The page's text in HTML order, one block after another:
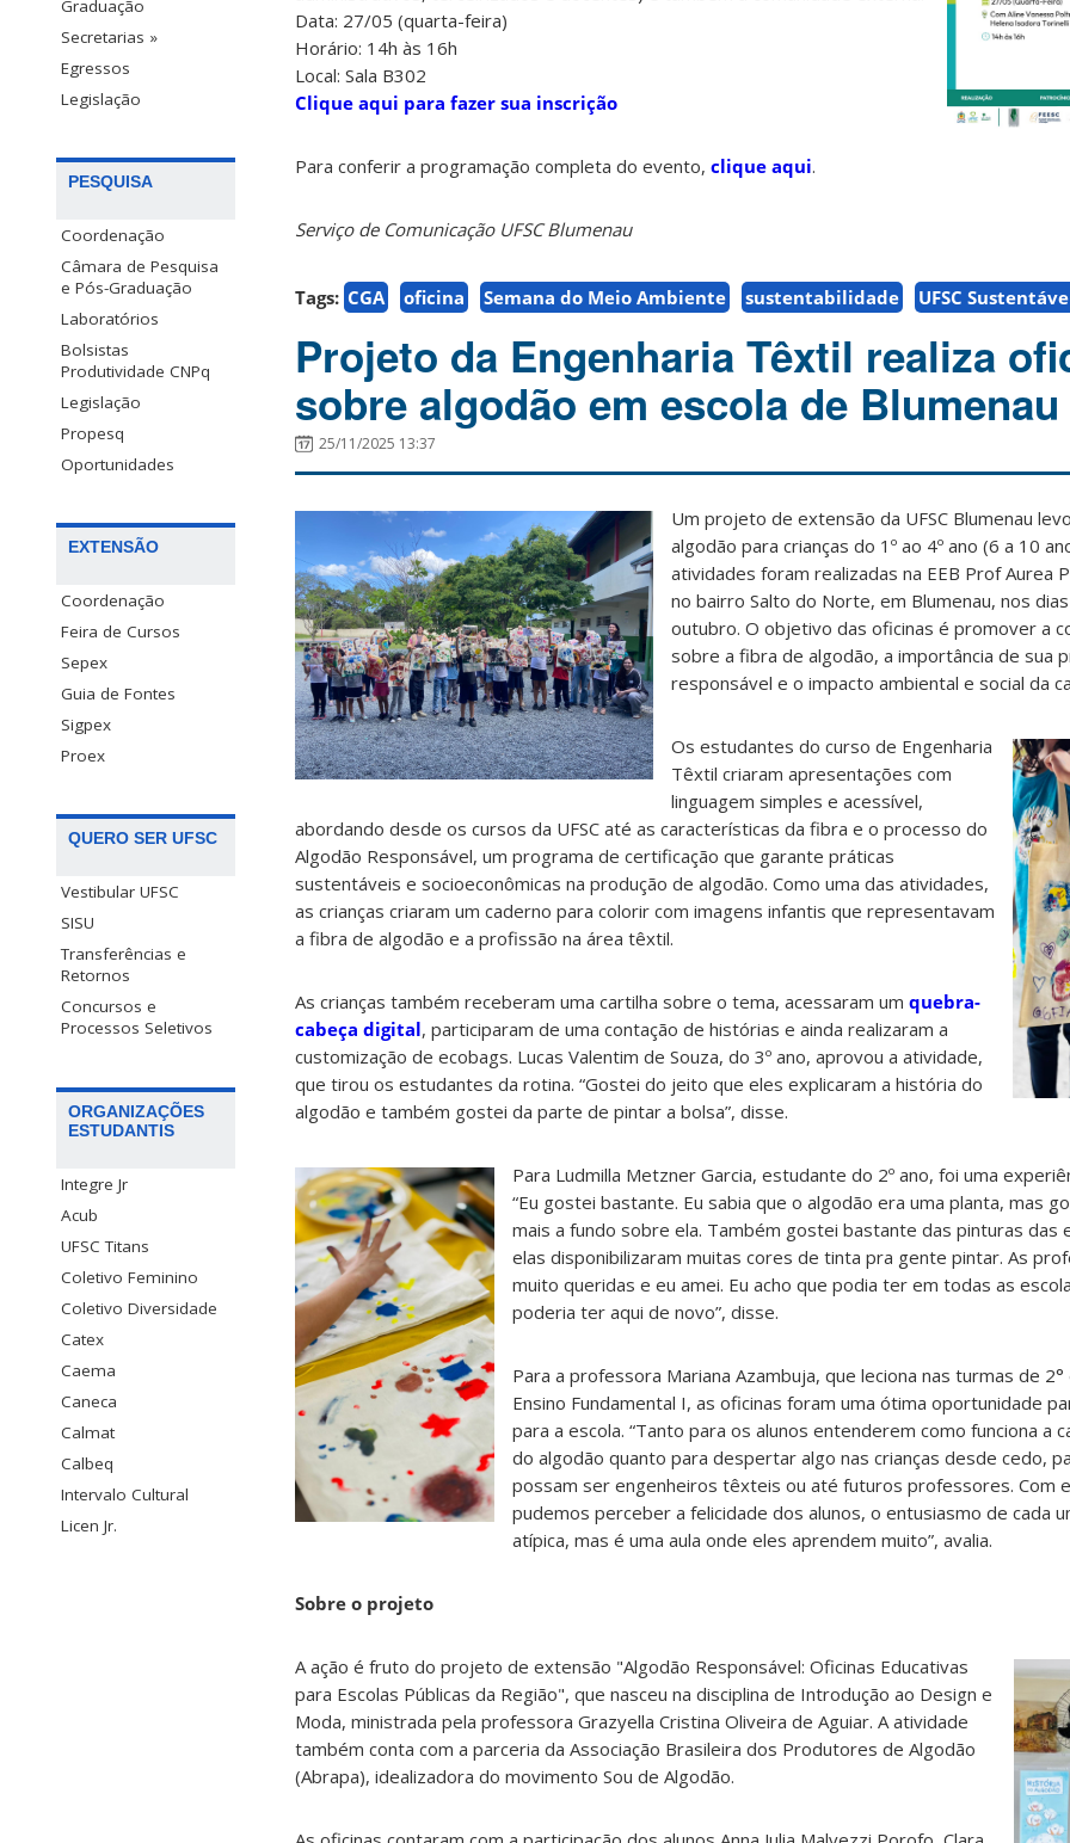
Graduação
Secretarias »
Egressos
Legislação
PESQUISA
Coordenação
Câmara de Pesquisa
e Pós-Graduação
Laboratórios
Bolsistas
Produtividade CNPq
Legislação
Propesq
Oportunidades
EXTENSÃO
Coordenação
Feira de Cursos
Sepex
Guia de Fontes
Sigpex
Proex
QUERO SER UFSC
Vestibular UFSC
SISU
Transferências e
Retornos
Concursos e
Processos Seletivos
ORGANIZAÇÕES
ESTUDANTIS
Integre Jr
Acub
UFSC Titans
Coletivo Feminino
Coletivo Diversidade
Catex
Caema
Caneca
Calmat
Calbeq
Intervalo Cultural
Licen Jr.
Data: 27/05 (quarta-feira)
Horário: 14h às 16h
Local: Sala B302
Clique aqui para fazer sua inscrição
Para conferir a programação completa do evento, clique aqui.
Serviço de Comunicação UFSC Blumenau
Tags: CGA oficina Semana do Meio Ambiente sustentabilidade UFSC
Projeto da Engenharia Têxtil realiza
sobre algodão em escola de Blumenau
25/11/2025 13:37
Um projeto de extensão da UFSC Blumenau
algodão para crianças do 1º ao 4º ano (6 a 10
atividades foram realizadas na EEB Prof Aurea
no bairro Salto do Norte, em Blumenau, nos
outubro. O objetivo das oficinas é promover a
sobre a fibra de algodão, a importância de sua
responsável e o impacto ambiental e social da
Os estudantes do curso de Engenharia
Têxtil criaram apresentações com
linguagem simples e acessível,
abordando desde os cursos da UFSC até as características da fibra e o processo do
Algodão Responsável, um programa de certificação que garante práticas
sustentáveis e socioeconômicas na produção de algodão. Como uma das atividades,
as crianças criaram um caderno para colorir com imagens infantis que representavam
a fibra de algodão e a profissão na área têxtil.
As crianças também receberam uma cartilha sobre o tema, acessaram um quebra-
cabeça digital, participaram de uma contação de histórias e ainda realizaram a
customização de ecobags. Lucas Valentim de Souza, do 3º ano, aprovou a atividade,
que tirou os estudantes da rotina. “Gostei do jeito que eles explicaram a história do
algodão e também gostei da parte de pintar a bolsa”, disse.
Para Ludmilla Metzner Garcia, estudante do 2º ano, foi uma
“Eu gostei bastante. Eu sabia que o algodão era uma planta, mas
mais a fundo sobre ela. Também gostei bastante das pinturas das
elas disponibilizaram muitas cores de tinta pra gente pintar. As
muito queridas e eu amei. Eu acho que podia ter em todas as
poderia ter aqui de novo”, disse.
Para a professora Mariana Azambuja, que leciona nas turmas de 2°
Ensino Fundamental I, as oficinas foram uma ótima oportunidade
para a escola. “Tanto para os alunos entenderem como funciona a
do algodão quanto para despertar algo nas crianças desde cedo,
possam ser engenheiros têxteis ou até futuros professores. Com
pudemos perceber a felicidade dos alunos, o entusiasmo de cada
atípica, mas é uma aula onde eles aprendem muito”, avalia.
Sobre o projeto
A ação é fruto do projeto de extensão "Algodão Responsável: Oficinas Educativas
para Escolas Públicas da Região", que nasceu na disciplina de Introdução ao Design e
Moda, ministrada pela professora Grazyella Cristina Oliveira de Aguiar. A atividade
também conta com a parceria da Associação Brasileira dos Produtores de Algodão
(Abrapa), idealizadora do movimento Sou de Algodão.